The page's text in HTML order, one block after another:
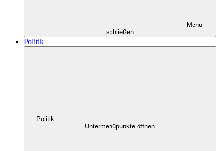
Menü
schließen
Politik
Politik
Untermenüpunkte öffnen